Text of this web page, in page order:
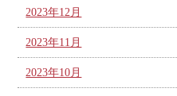
2023年12月
2023年11月
2023年10月